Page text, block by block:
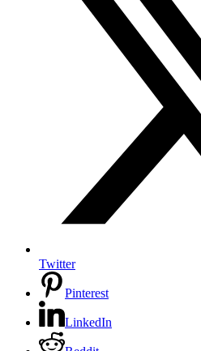
Twitter
Pinterest
LinkedIn